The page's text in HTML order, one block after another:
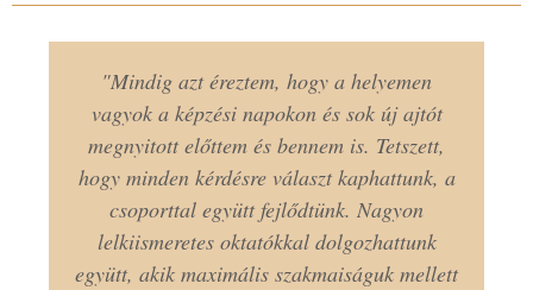
"Mindig azt éreztem, hogy a helyemen
vagyok a képzési napokon és sok új ajtót
megnyitott előttem és bennem is. Tetszett,
hogy minden kérdésre választ kaphattunk, a
csoporttal együtt fejlődtünk. Nagyon
lelkiismeretes oktatókkal dolgozhattunk
együtt, akik maximális szakmaiságuk mellett